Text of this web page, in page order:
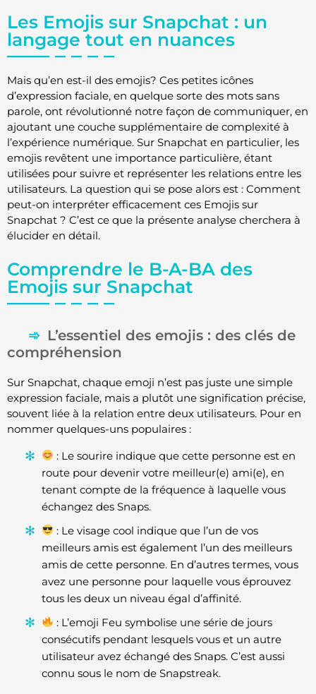
Les Emojis sur Snapchat : un
langage tout en nuances
Mais qu’en est-il des emojis? Ces petites icônes
d’expression faciale, en quelque sorte des mots sans
parole, ont révolutionné notre façon de communiquer, en
ajoutant une couche supplémentaire de complexité à
l’expérience numérique. Sur Snapchat en particulier, les
emojis revêtent une importance particulière, étant
utilisées pour suivre et représenter les relations entre les
utilisateurs. La question qui se pose alors est : Comment
peut-on interpréter efficacement ces Emojis sur
Snapchat ? C’est ce que la présente analyse cherchera à
élucider en détail.
Comprendre le B-A-BA des
Emojis sur Snapchat
L’essentiel des emojis : des clés de
compréhension
Sur Snapchat, chaque emoji n’est pas juste une simple
expression faciale, mais a plutôt une signification précise,
souvent liée à la relation entre deux utilisateurs. Pour en
nommer quelques-uns populaires :
: Le sourire indique que cette personne est en
route pour devenir votre meilleur(e) ami(e), en
tenant compte de la fréquence à laquelle vous
échangez des Snaps.
: Le visage cool indique que l’un de vos
meilleurs amis est également l’un des meilleurs
amis de cette personne. En d’autres termes, vous
avez une personne pour laquelle vous éprouvez
tous les deux un niveau égal d’affinité.
: L’emoji Feu symbolise une série de jours
consécutifs pendant lesquels vous et un autre
utilisateur avez échangé des Snaps. C’est aussi
connu sous le nom de Snapstreak.